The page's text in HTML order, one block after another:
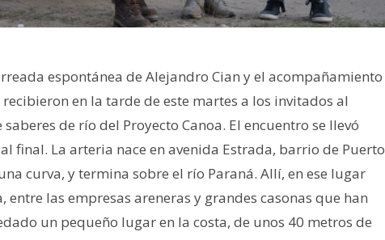
espontánea de Alejandro Cian y el acompañamiento
en la tarde de este martes a los invitados al
de río del Proyecto Canoa. El encuentro se llevó
final. La arteria nace en avenida Estrada, barrio de Puerto
curva, y termina sobre el río Paraná. Allí, en ese lugar
las empresas areneras y grandes casonas que han
un pequeño lugar en la costa, de unos 40 metros de